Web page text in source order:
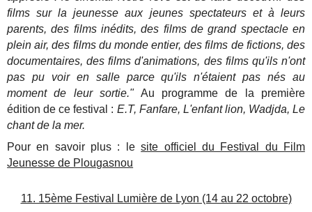
films sur la jeunesse aux jeunes spectateurs et à leurs
parents, des films inédits, des films de grand spectacle en
plein air, des films du monde entier, des films de fictions, des
documentaires, des films d'animations, des films qu'ils n'ont
pas pu voir en salle parce qu'ils n'étaient pas nés au
moment de leur sortie." Au programme de la première
édition de ce festival : E.T, Fanfare, L'enfant lion, Wadjda, Le
chant de la mer.
Pour en savoir plus : lesite officiel du Festival du Film
Jeunesse de Plougasnou
11. 15ème Festival Lumière de Lyon (14 au 22 octobre)